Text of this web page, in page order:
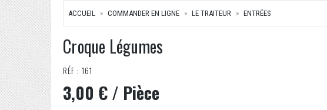
ACCUEIL COMMANDER EN LIGNE LE TRAITEUR ENTRÉES
Croque Légumes
RÉF : 161
3,00 €/ Pièce